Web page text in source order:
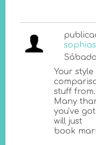
Your
stuff from.
Many
you've
will just
book